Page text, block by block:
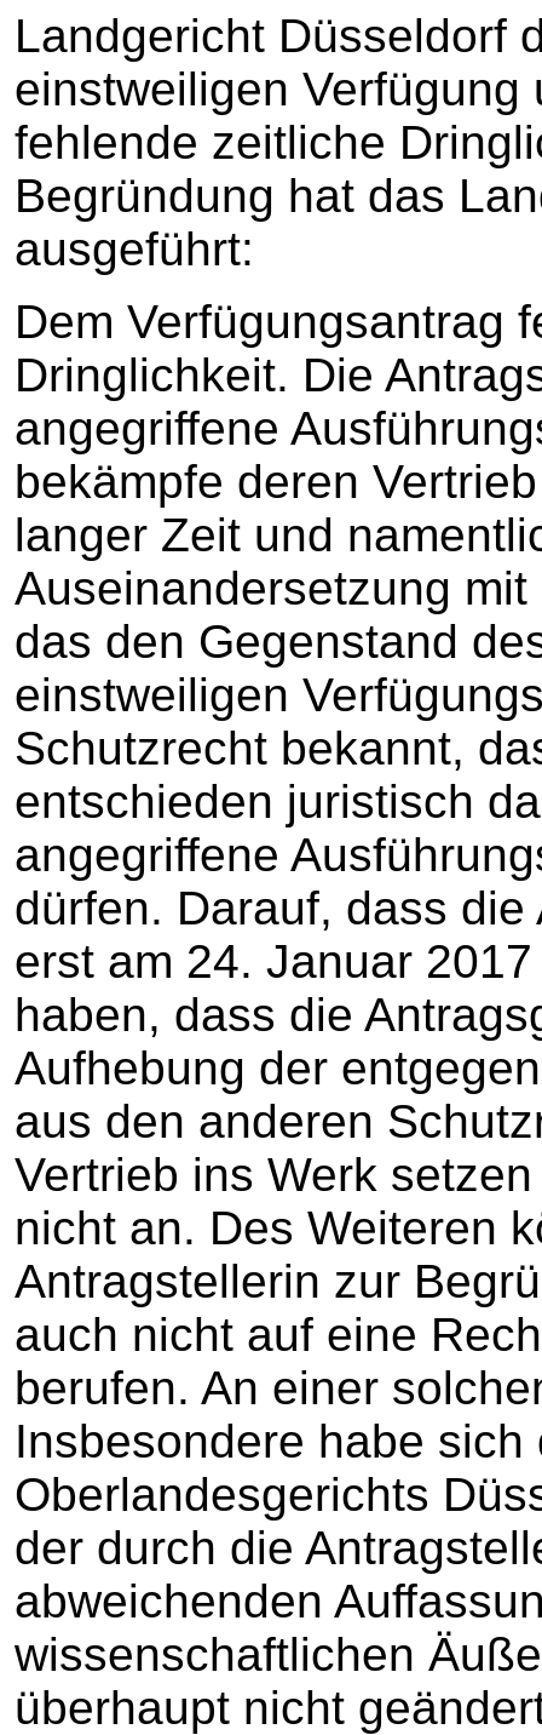
Landgericht Düsseldorf
einstweiligen Verfügung
fehlende zeitliche
Begründung hat das
ausgeführt:
Dem Verfügungsantrag
Dringlichkeit. Die
angegriffene
bekämpfe deren
langer Zeit und
Auseinandersetzung
das den Gegenstand
einstweiligen
Schutzrecht bekannt,
entschieden juristisch
angegriffene
dürfen. Darauf, dass
erst am 24. Januar
haben, dass die
Aufhebung der
aus den anderen
Vertrieb ins Werk
nicht an. Des Weiteren
Antragstellerin zur
auch nicht auf eine
berufen. An einer
Insbesondere habe
Oberlandesgerichts
der durch die
abweichenden
wissenschaftlichen
überhaupt nicht